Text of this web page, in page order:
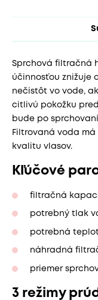
Sprchová filtračná
účinnosťou znižuje
nečistôt vo vode,
citlivú pokožku
bude po
Filtrovaná voda
kvalitu vlasov.
Kľúčové
filtračná
potrebný tlak
potrebná
náhradná
priemer
3 režimy